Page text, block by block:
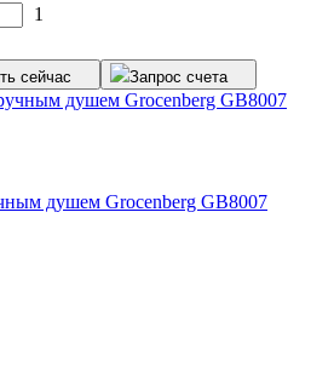
1
сейчас Запрос счета
душем Grocenberg GB8007